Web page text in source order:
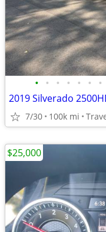
• • • • • • •
2019 Silverado
7/30 100k mi
$25,000